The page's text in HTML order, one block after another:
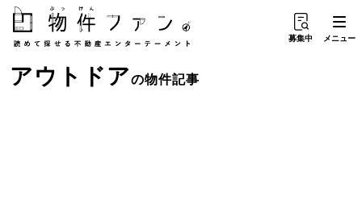
募集中 メニュー
アウトドアの物件記事